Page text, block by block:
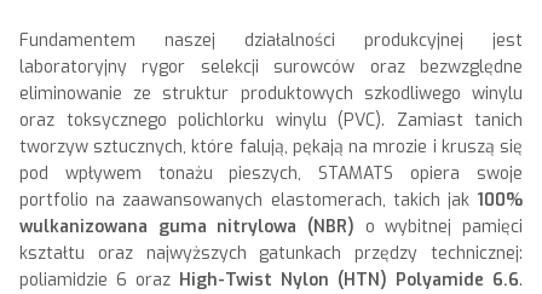
Fundamentem naszej działalności produkcyjnej jest
laboratoryjny rygor selekcji surowców oraz bezwzględne
eliminowanie ze struktur produktowych szkodliwego winylu
oraz toksycznego polichlorku winylu (PVC). Zamiast tanich
tworzyw sztucznych, które falują, pękają na mrozie i kruszą się
pod wpływem tonażu pieszych, STAMATS opiera swoje
portfolio na zaawansowanych elastomerach, takich jak 100%
wulkanizowana guma nitrylowa (NBR) o wybitnej pamięci
kształtu oraz najwyższych gatunkach przędzy technicznej:
poliamidzie 6 oraz High-Twist Nylon (HTN) Polyamide 6.6.